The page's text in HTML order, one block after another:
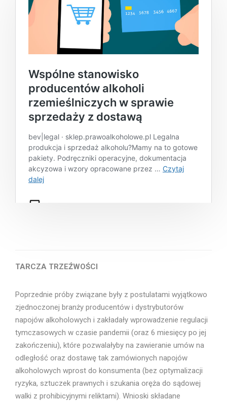
TARCZA TRZEŹWOŚCI
Poprzednie próby związane były z postulatami wyjątkowo
zjednoczonej branży producentów i dystrybutorów
napojów alkoholowych i zakładały wprowadzenie regulacji
tymczasowych w czasie pandemii (oraz 6 miesięcy po jej
zakończeniu), które pozwalałyby na zawieranie umów na
odległość oraz dostawę tak zamówionych napojów
alkoholowych wprost do konsumenta (bez optymalizacji
ryzyka, sztuczek prawnych i szukania oręża do sądowej
walki z prohibicyjnymi reliktami). Wnioski składane